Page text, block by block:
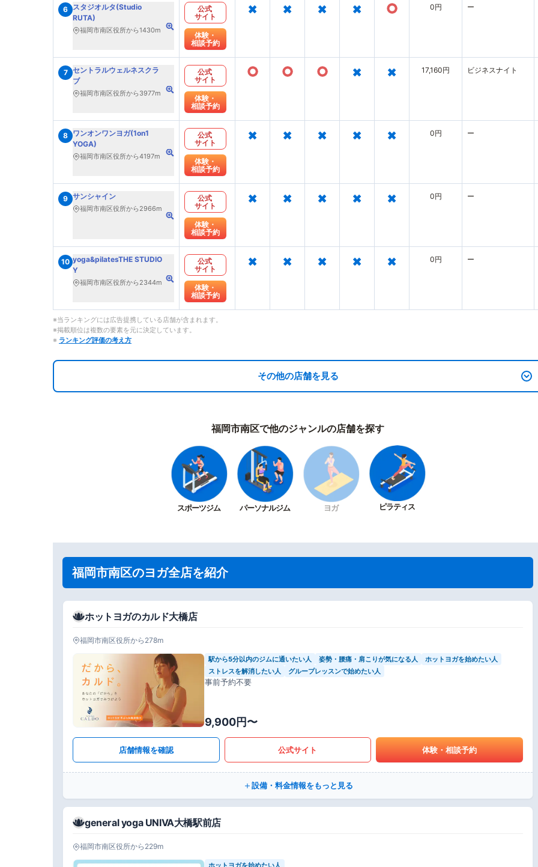
6 スタジオルタ(Studio
RUTA)
福岡市南区役所から1430m
公式
サイト
体験・
相談予約
× × × × ○ 0円 ー
7 セントラルウェルネスクラ
ブ
福岡市南区役所から3977m
公式
サイト
体験・
相談予約
○ ○ ○ × × 17,160円 ビジネスナイト
8 ワンオンワンヨガ(1on1
YOGA)
福岡市南区役所から4197m
公式
サイト
体験・
相談予約
× × × × × 0円 ー
9 サンシャイン
福岡市南区役所から2966m
公式
サイト
体験・
相談予約
× × × × × 0円 ー
10 yoga&pilatesTHE STUDIO
Y
福岡市南区役所から2344m
公式
サイト
体験・
相談予約
× × × × × 0円 ー
※当ランキングには広告提携している店舗が含まれます。
※掲載順位は複数の要素を元に決定しています。
※ ランキング評価の考え方
その他の店舗を見る
福岡市南区で他のジャンルの店舗を探す
スポーツジム パーソナルジム ヨガ ピラティス
福岡市南区のヨガ全店を紹介
ホットヨガのカルド大橋店
福岡市南区役所から278m
駅から5分以内のジムに通いたい人 姿勢・腰痛・肩こりが気になる人
ホットヨガを始めたい人
ストレスを解消したい人
グループレッスンで始めたい人
事前予約不要
9,900円〜
店舗情報を確認 公式サイト 体験・相談予約
設備・料金情報をもっと見る
general yoga UNIVA大橋駅前店
福岡市南区役所から229m